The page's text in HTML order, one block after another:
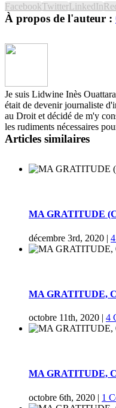
FacebookTwitterLinkedIn
À propos de l'auteur :
Je suis Lidwine Inès
était de devenir journaliste
au Droit et décidé de m'y
les rudiments nécessaires
Articles similaires
MA GRATITUDE
décembre 3rd, 2020 |
MA GRATITUDE,
octobre 11th, 2020 | 4
MA GRATITUDE,
octobre 6th, 2020 | 1